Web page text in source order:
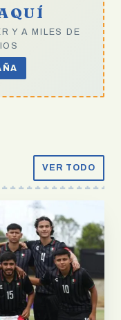
Y A MILES DE
VER TODO